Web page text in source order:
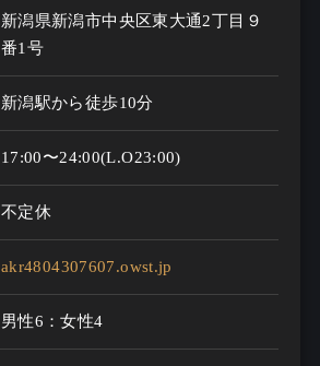
新潟県新潟市中央区東大通2丁目９
番1号
新潟駅から徒歩10分
17:00〜24:00(L.O23:00)
不定休
akr4804307607.owst.jp
男性6：女性4